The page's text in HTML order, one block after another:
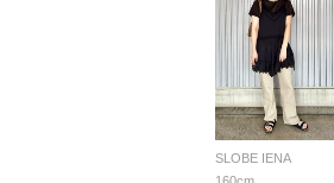
SLOBE IENA